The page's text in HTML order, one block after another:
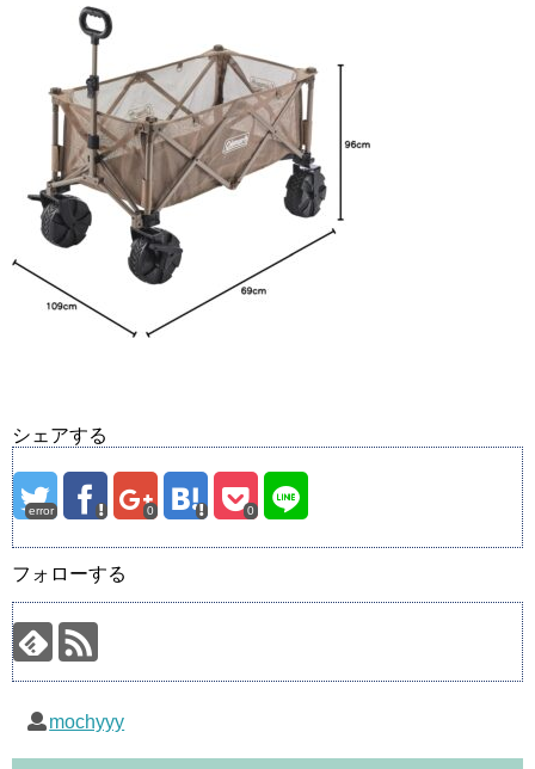
シェアする
error 0 0
フォローする
mochyyy